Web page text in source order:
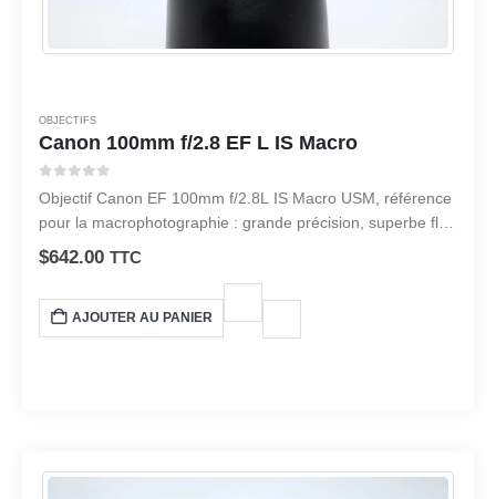
OBJECTIFS
Canon 100mm f/2.8 EF L IS Macro
Objectif Canon EF 100mm f/2.8L IS Macro USM, référence
pour la macrophotographie : grande précision, superbe flou
d’arrière-plan et stabilisation optique pour des images ultra
détaillées.
$642.00 TTC
AJOUTER AU PANIER